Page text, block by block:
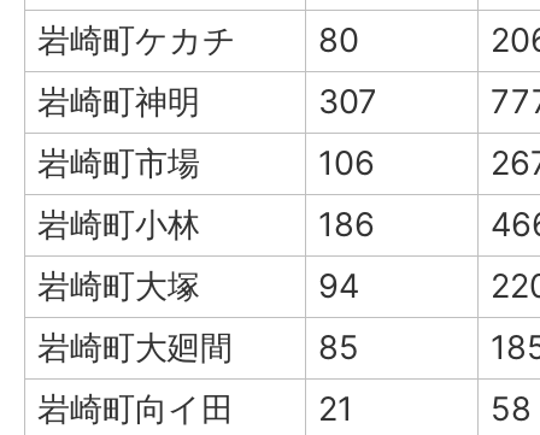
岩崎町ケカチ
80
岩崎町神明
307
岩崎町市場
106
岩崎町小林
186
岩崎町大塚
94
岩崎町大廻間
85
岩崎町向イ田
21
58